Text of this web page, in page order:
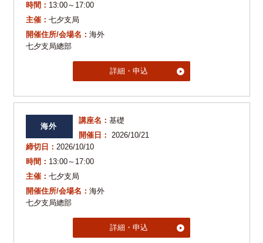
時間： 13:00～17:00
主催： 七夕支局
開催住所/会場名： 海外
七夕支局總部
詳細・申込
海外
講座名： 基礎
開催日： 2026/10/21
締切日： 2026/10/10
時間： 13:00～17:00
主催： 七夕支局
開催住所/会場名： 海外
七夕支局總部
詳細・申込